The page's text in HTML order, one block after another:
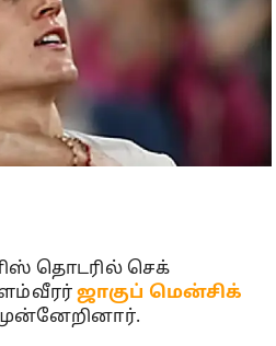
தொடரில் செக்
ஜாகுப் மென்சிக்
முன்னேறினார்.